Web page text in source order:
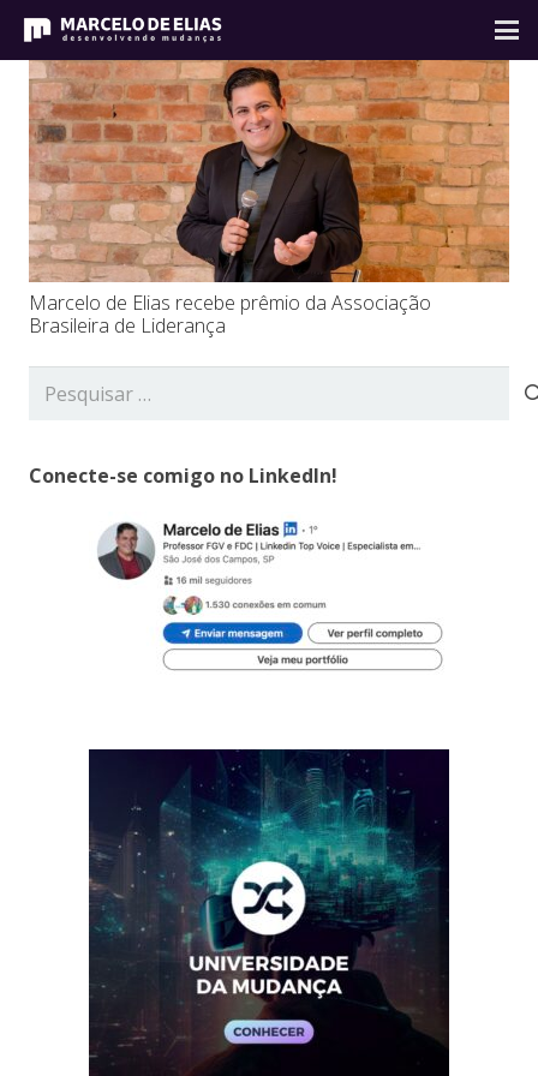
Marcelo de Elias recebe prêmio da Associação
Brasileira de Liderança
Pesquisar
Conecte-se comigo no LinkedIn!